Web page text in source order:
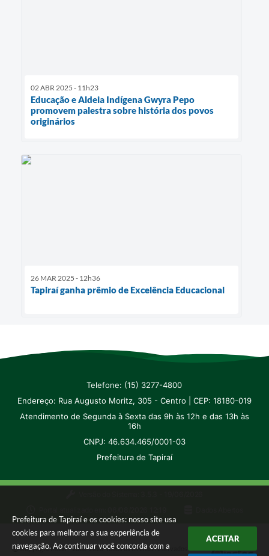
Prefeitura de Tapiraí e os cookies: nosso site usa
cookies para melhorar a sua experiência de
navegação. Ao continuar você concorda com a
ACEITAR
02 ABR 2025 - 11h23
Educação e Aldeia Indígena Gwyra Pepo
promovem palestra sobre história dos povos
originários
26 MAR 2025 - 12h36
Tapiraí ganha prêmio de Excelência Educacional
Telefone: (15) 3277-4800
Endereço: Rua Augusto Moritz, 305 - Centro | CEP: 18180-019
Atendimento de Segunda à Sexta das 9h às 12h e das 13h às
16h
CNPJ: 46.634.465/0001-03
Prefeitura de Tapiraí
Copyright Instar - 2006-2026. Todos os direitos reservados -